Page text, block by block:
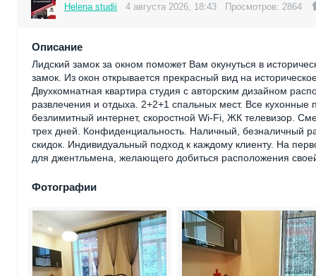
Helena studii 4 августа 2026, 18:43 Просмотров: 2864
Описание
Лидский замок за окном поможет Вам окунуться в
замок. Из окон открывается прекрасный вид на
Двухкомнатная квартира студия с авторским дизайном
развлечения и отдыха. 2+2+1 спальных мест. Все
безлимитный интернет, скоростной Wi-Fi, ЖК телевизор.
трех дней. Конфиденциальность. Наличный, безналичный
скидок. Индивидуальный подход к каждому клиенту. На
для джентльмена, желающего добиться расположения
Фотографии